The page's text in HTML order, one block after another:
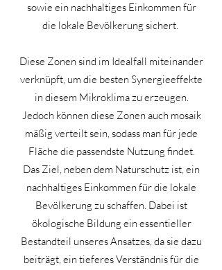
sowie ein nachhaltiges Einkommen für
die lokale Bevölkerung sichert.
Diese Zonen sind im Idealfall miteinander
verknüpft, um die besten Synergieeffekte
in diesem Mikroklima zu erzeugen.
Jedoch können diese Zonen auch mosaik
mäßig verteilt sein, sodass man für jede
Fläche die passendste Nutzung findet.
Das Ziel, neben dem Naturschutz ist, ein
nachhaltiges Einkommen für die lokale
Bevölkerung zu schaffen. Dabei ist
ökologische Bildung ein essentieller
Bestandteil unseres Ansatzes, da sie dazu
beiträgt, ein tieferes Verständnis für die